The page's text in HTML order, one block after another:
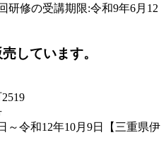
研修の受講期限:令和9年6月12
しています。
～令和12年10月9日【三重県伊